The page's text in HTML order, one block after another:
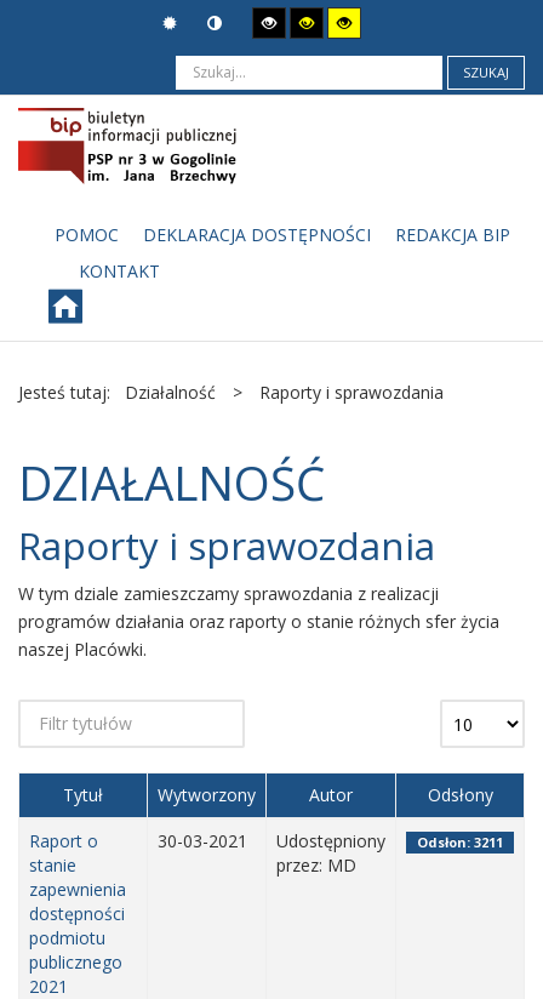
SZUKAJ
POMOC DEKLARACJA DOSTĘPNOŚCI
REDAKCJA BIP
KONTAKT
Jesteś tutaj: Działalność > Raporty i sprawozdania
DZIAŁALNOŚĆ
Raporty i sprawozdania
W tym dziale zamieszczamy sprawozdania z realizacji
programów działania oraz raporty o stanie różnych sfer życia
naszej Placówki.
Tytuł Wytworzony Autor
Odsłony
Raport o
stanie
zapewnienia
dostępności
podmiotu
publicznego
2021
30-03-2021
Udostępniony
przez: MD
Odsłon: 3211